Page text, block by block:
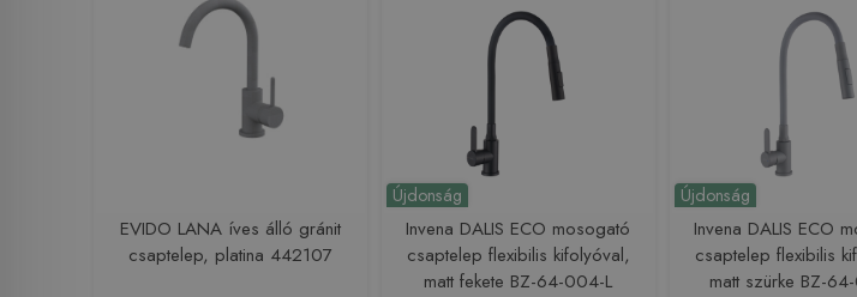
EVIDO LANA íves álló gránit
csaptelep, platina 442107
Újdonság
Invena DALIS ECO mosogató
csaptelep flexibilis kifolyóval,
matt fekete BZ-64-004-L
Újdonság
Invena DALIS ECO
csaptelep flexibilis
matt szürke BZ-